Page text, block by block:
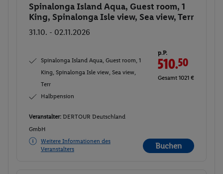
Buchen
Spinalonga Island Aqua, Guest room, 1
King, Spinalonga Isle view, Sea view, Terr
31.10. - 02.11.2026
Spinalonga Island Aqua, Guest room, 1
King, Spinalonga Isle view, Sea view,
Terr
Halbpension
p.P.
510.50
Gesamt 1021 €
Veranstalter: DERTOUR Deutschland
GmbH
Weitere Informationen des
Veranstalters
Buchen